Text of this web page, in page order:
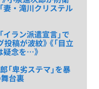
妻・滝川クリステル
ラン派遣宣言」で
稿が波紋》《「目立
疑念を…》
「卑劣ステマ」を暴
台裏